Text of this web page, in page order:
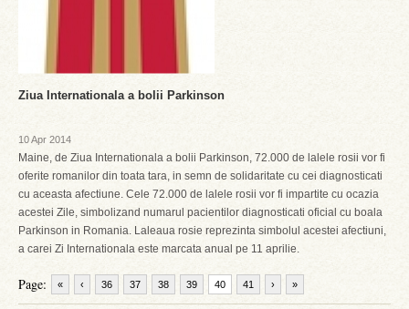
Ziua Internationala a bolii Parkinson
10 Apr 2014
Maine, de Ziua Internationala a bolii Parkinson, 72.000 de lalele rosii vor fi
oferite romanilor din toata tara, in semn de solidaritate cu cei diagnosticati
cu aceasta afectiune. Cele 72.000 de lalele rosii vor fi impartite cu ocazia
acestei Zile, simbolizand numarul pacientilor diagnosticati oficial cu boala
Parkinson in Romania. Laleaua rosie reprezinta simbolul acestei afectiuni,
a carei Zi Internationala este marcata anual pe 11 aprilie.
Page: « ‹ 36 37 38 39 40 41 › »